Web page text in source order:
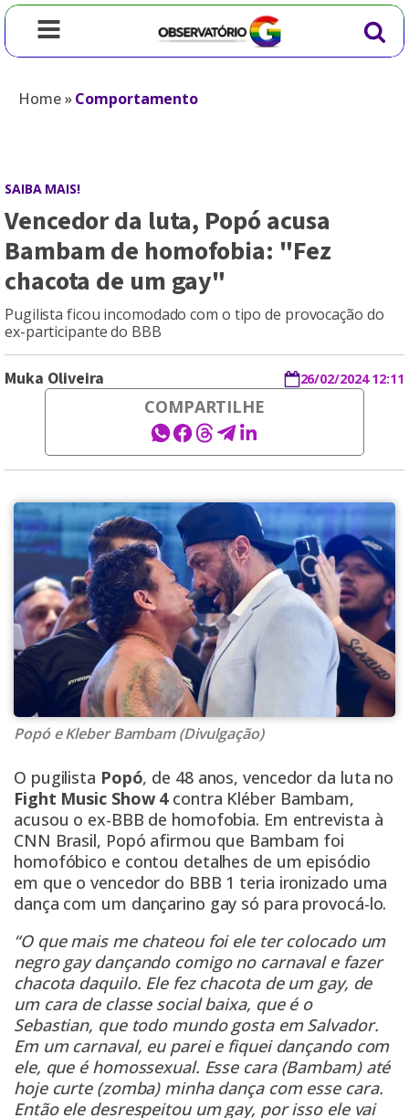
Home»Comportamento
SAIBA MAIS!
Vencedor da luta, Popó acusa
Bambam de homofobia: "Fez
chacota de um gay"
Pugilista ficou incomodado com o tipo de provocação do
ex-participante do BBB
Muka Oliveira 26/02/2024 12:11
COMPARTILHE
Popó e Kleber Bambam (Divulgação)
O pugilista Popó, de 48 anos, vencedor da luta no
Fight Music Show 4contra Kléber Bambam,
acusou o ex-BBB de homofobia. Em entrevista à
CNN Brasil, Popó afirmou que Bambam foi
homofóbico e contou detalhes de um episódio
em que o vencedor do BBB 1 teria ironizado uma
dança com um dançarino gay só para provocá-lo.
“O que mais me chateou foi ele ter colocado um
negro gay dançando comigo no carnaval e fazer
chacota daquilo. Ele fez chacota de um gay, de
um cara de classe social baixa, que é o
Sebastian, que todo mundo gosta em Salvador.
Em um carnaval, eu parei e fiquei dançando com
ele, que é homossexual. Esse cara (Bambam) até
hoje curte (zomba) minha dança com esse cara.
Então ele desrespeitou um gay, por isso ele vai